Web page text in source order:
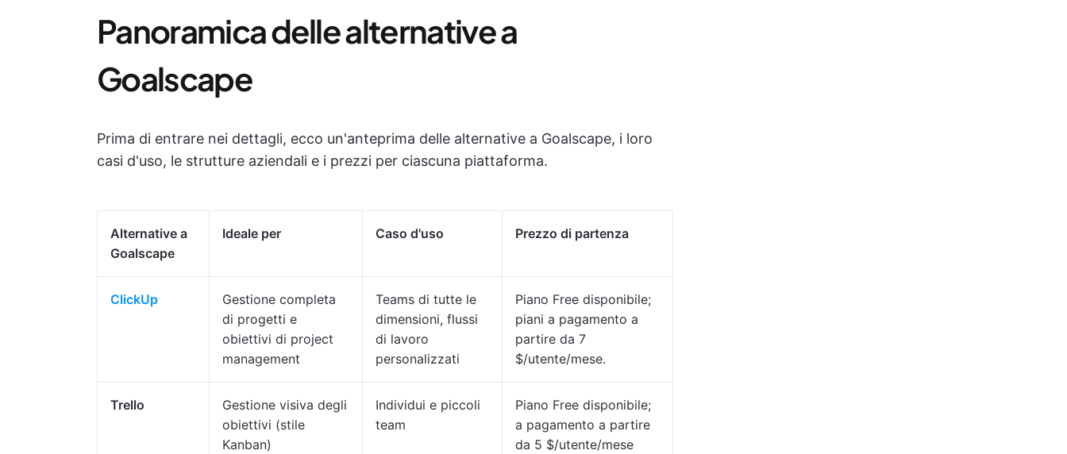
Panoramica delle alternative a
Goalscape
Prima di entrare nei dettagli, ecco un'anteprima delle alternative a Goalscape, i loro
casi d'uso, le strutture aziendali e i prezzi per ciascuna piattaforma.
Alternative a
Goalscape
Ideale per Caso d'uso Prezzo di partenza
ClickUp
Gestione completa
di progetti e
obiettivi di project
management
Teams di tutte le
dimensioni, flussi
di lavoro
personalizzati
Piano Free disponibile;
piani a pagamento a
partire da 7
$/utente/mese.
Trello
Gestione visiva degli
obiettivi (stile
Kanban)
Individui e piccoli
team
Piano Free disponibile;
a pagamento a partire
da 5 $/utente/mese